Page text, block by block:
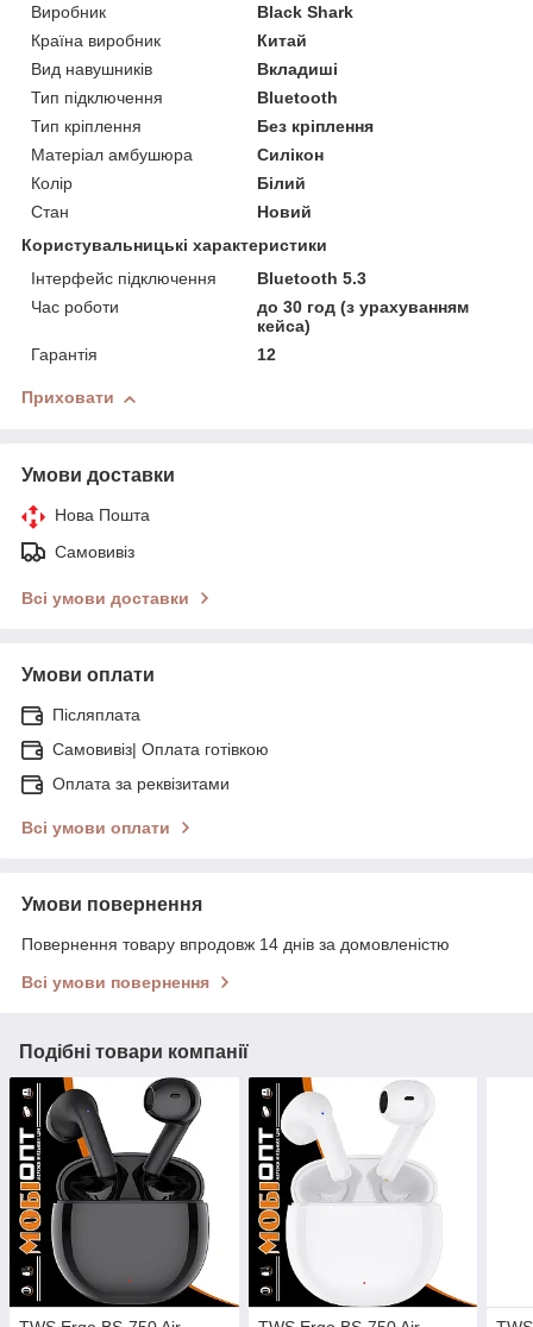
Виробник
Black Shark
Країна виробник
Китай
Вид навушників
Вкладиші
Тип підключення
Bluetooth
Тип кріплення
Без кріплення
Матеріал амбушюра
Силікон
Колір
Білий
Стан
Новий
Користувальницькі характеристики
Інтерфейс підключення
Bluetooth 5.3
Час роботи
до 30 год (з урахуванням
кейса)
Гарантія
12
Приховати
Умови доставки
Нова Пошта
Самовивіз
Всі умови доставки
Умови оплати
Післяплата
Самовивіз| Оплата готівкою
Оплата за реквізитами
Всі умови оплати
Умови повернення
Повернення товару впродовж 14 днів за домовленістю
Всі умови повернення
Подібні товари компанії